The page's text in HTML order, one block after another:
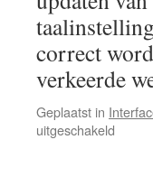
correct
verkeerde
Geplaatst in
uitgeschakeld